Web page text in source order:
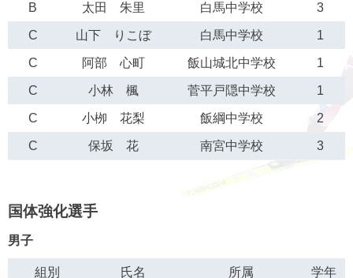
B 太田 朱里 白馬中学校 3
C 山下 りこぼ 白馬中学校 1
C 阿部 心町 飯山城北中学校 1
C 小林 楓 菅平戸隠中学校 1
C 小栁 花梨 飯綱中学校 2
C 保坂 花 南宮中学校 3
国体強化選手
男子
組別 氏名 所属 学年